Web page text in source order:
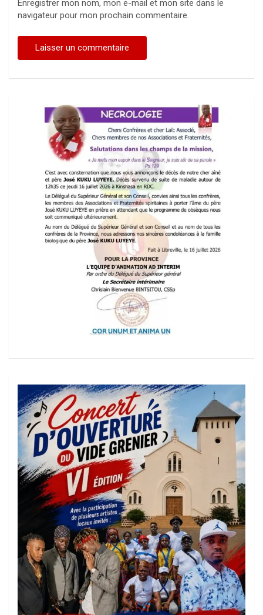
Enregistrer mon nom, mon e-mail et mon site dans le
navigateur pour mon prochain commentaire.